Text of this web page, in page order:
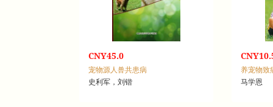
CNY45.0
宠物源人兽共患病
史利军，刘锴
养宠物致
马学恩